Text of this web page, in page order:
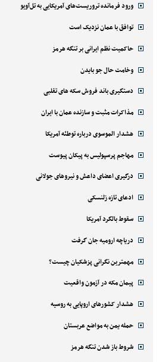
ورود فرمانده تروریست‌های آمریکایی به تل‌آویو
توافق با عمان نزدیک است
حاکمیت نظم ایرانی بر تنگه هرمز
وخامت حال جو بایدن
دستگیری باند فروش سکه های تقلبی
مذاکرات مثبت و سازنده عمان با ایران
هشدار الموسوی درباره توطئه آمریکا
مهاجم پرسپولیس به پیکان پیوست
درگیری اعضای داعش و نیروهای جولانی
ادعای تازه زلنسکی
سقوط بالگرد آمریکا
دریاچه ارومیه جان گرفت
مهمترین نگرانی پزشکیان چیست؟
پیمان مکه در آزمون واقعیت
هشدار کشورهای اروپایی به روسیه
حمله یمن به مواضع عربستان
شروط باز شدن تنگه هرمز